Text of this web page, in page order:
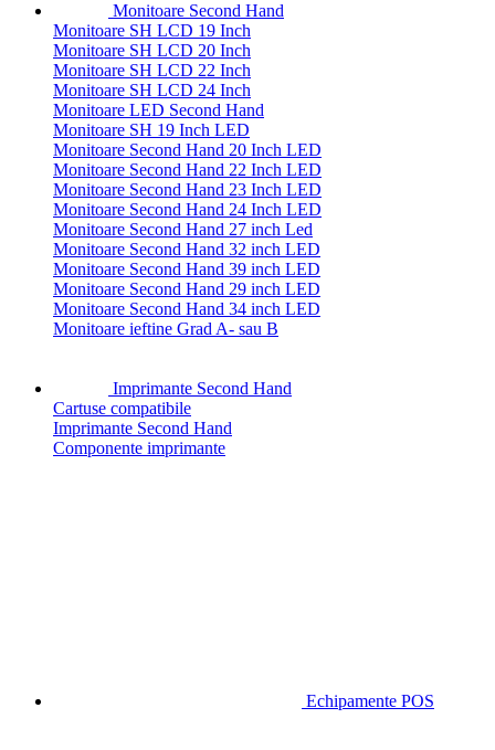
Monitoare Second Hand
Monitoare SH LCD 19 Inch
Monitoare SH LCD 20 Inch
Monitoare SH LCD 22 Inch
Monitoare SH LCD 24 Inch
Monitoare LED Second Hand
Monitoare SH 19 Inch LED
Monitoare Second Hand 20 Inch LED
Monitoare Second Hand 22 Inch LED
Monitoare Second Hand 23 Inch LED
Monitoare Second Hand 24 Inch LED
Monitoare Second Hand 27 inch Led
Monitoare Second Hand 32 inch LED
Monitoare Second Hand 39 inch LED
Monitoare Second Hand 29 inch LED
Monitoare Second Hand 34 inch LED
Monitoare ieftine Grad A- sau B
Imprimante Second Hand
Cartuse compatibile
Imprimante Second Hand
Componente imprimante
Echipamente POS